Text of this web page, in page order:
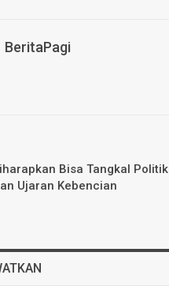
BeritaPagi
Bisa Tangkal Politik
Ujaran Kebencian